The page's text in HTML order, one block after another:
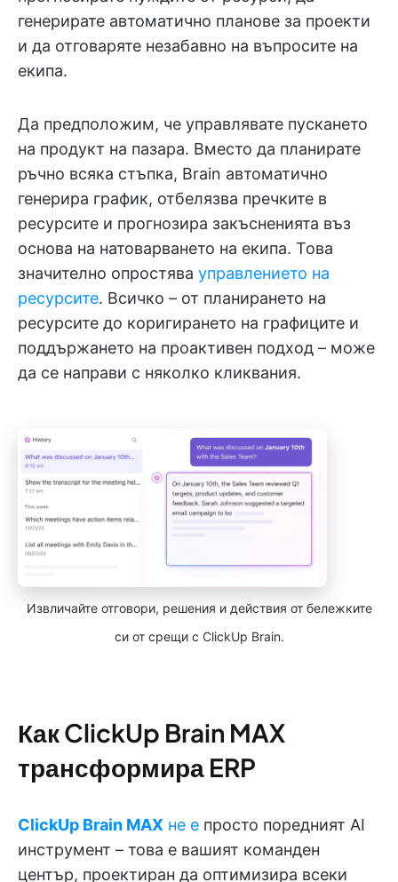
генерирате автоматично планове за проекти
и да отговаряте незабавно на въпросите на
екипа.
Да предположим, че управлявате пускането
на продукт на пазара. Вместо да планирате
ръчно всяка стъпка, Brain автоматично
генерира график, отбелязва пречките в
ресурсите и прогнозира закъсненията въз
основа на натоварването на екипа. Това
значително опростява управлението на
ресурсите. Всичко – от планирането на
ресурсите до коригирането на графиците и
поддържането на проактивен подход – може
да се направи с няколко кликвания.
Извличайте отговори, решения и действия от бележките
си от срещи с ClickUp Brain.
Как ClickUp Brain MAX
трансформира ERP
ClickUp Brain MAX не е просто поредният AI
инструмент – това е вашият команден
център, проектиран да оптимизира всеки